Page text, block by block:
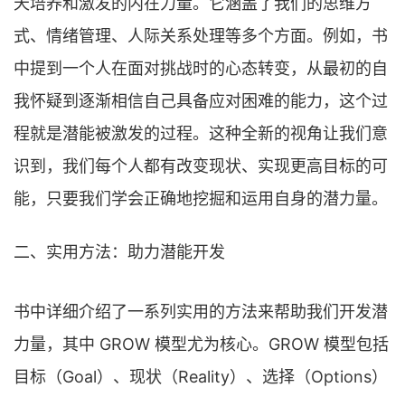
式、情绪管理、人际关系处理等多个方面。例如，书
中提到一个人在面对挑战时的心态转变，从最初的自
我怀疑到逐渐相信自己具备应对困难的能力，这个过
程就是潜能被激发的过程。这种全新的视角让我们意
识到，我们每个人都有改变现状、实现更高目标的可
能，只要我们学会正确地挖掘和运用自身的潜力量。
二、实用方法：助力潜能开发
书中详细介绍了一系列实用的方法来帮助我们开发潜
力量，其中 GROW 模型尤为核心。GROW 模型包括
目标（Goal）、现状（Reality）、选择（Options）